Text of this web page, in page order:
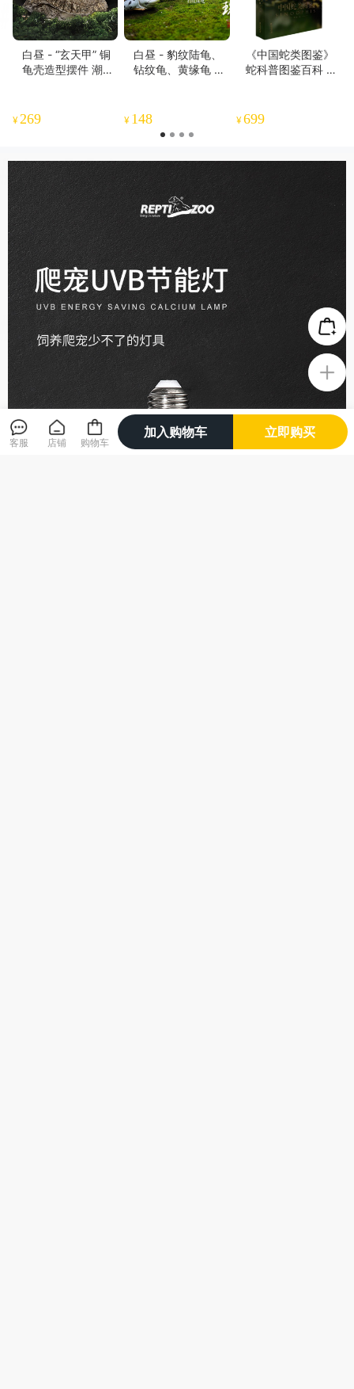
白昼 - “玄天甲” 铜
龟壳造型摆件 潮玩
【48小时发货】
¥ 269
白昼 - 豹纹陆龟、
钻纹龟、黄缘龟 模
官方正版【48小时
发货】
¥ 148
《中国蛇类图鉴》
蛇科普图鉴百科 一
版书籍【官方正版
¥699
客服 店铺 购物车
加入购物车 立即购买